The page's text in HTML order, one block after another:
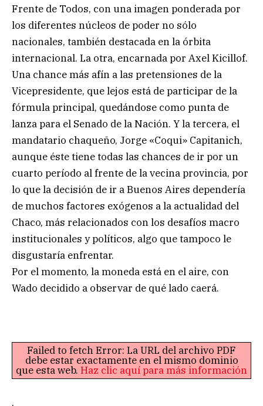
Frente de Todos, con una imagen ponderada por
los diferentes núcleos de poder no sólo
nacionales, también destacada en la órbita
internacional. La otra, encarnada por Axel Kicillof.
Una chance más afín a las pretensiones de la
Vicepresidente, que lejos está de participar de la
fórmula principal, quedándose como punta de
lanza para el Senado de la Nación. Y la tercera, el
mandatario chaqueño, Jorge «Coqui» Capitanich,
aunque éste tiene todas las chances de ir por un
cuarto período al frente de la vecina provincia, por
lo que la decisión de ir a Buenos Aires dependería
de muchos factores exógenos a la actualidad del
Chaco, más relacionados con los desafíos macro
institucionales y políticos, algo que tampoco le
disgustaría enfrentar.
Por el momento, la moneda está en el aire, con
Wado decidido a observar de qué lado caerá.
Failed to fetch Error: La URL del archivo PDF
debe estar exactamente en el mismo dominio
que esta web. Haz clic aquí para más información
.